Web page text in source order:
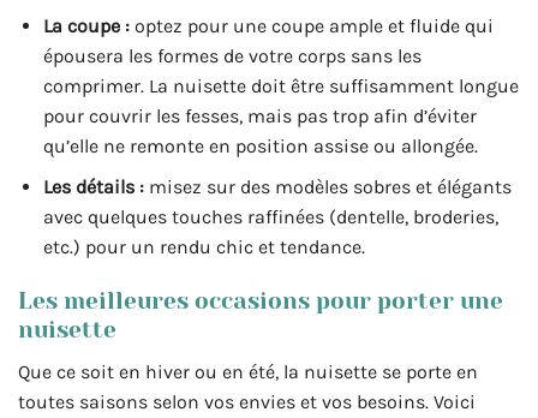
La coupe :optez pour une coupe ample et fluide qui
épousera les formes de votre corps sans les
comprimer. La nuisette doit être suffisamment longue
pour couvrir les fesses, mais pas trop afin d’éviter
qu’elle ne remonte en position assise ou allongée.
Les détails :misez sur des modèles sobres et élégants
avec quelques touches raffinées (dentelle, broderies,
etc.) pour un rendu chic et tendance.
Les meilleures occasions pour porter une
nuisette
Que ce soit en hiver ou en été, la nuisette se porte en
toutes saisons selon vos envies et vos besoins. Voici